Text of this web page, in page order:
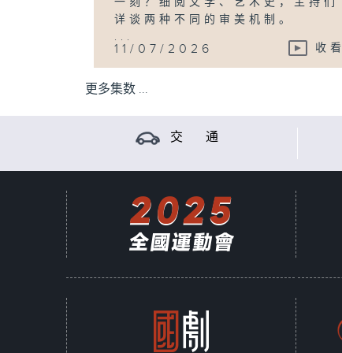
详谈两种不同的审美机制。
...
11/07/2026 收看
更多集数 ...
交 通